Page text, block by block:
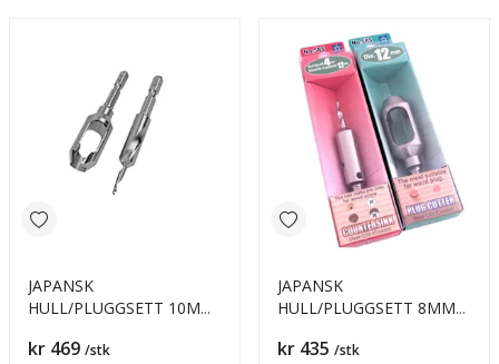
JAPANSK
HULL/PLUGGSETT 10MM
Pris
kr 469 /stk
JAPANSK
HULL/PLUGGSETT 8MM
Pris
kr 435 /stk